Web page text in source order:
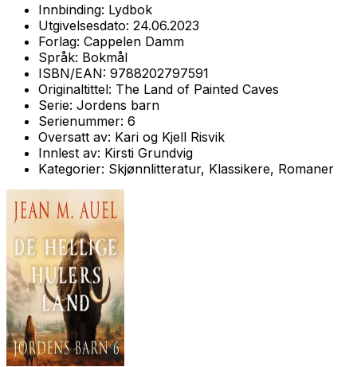
Innbinding: Lydbok
Utgivelsesdato: 24.06.2023
Forlag: Cappelen Damm
Språk: Bokmål
ISBN/EAN: 9788202797591
Originaltittel: The Land of Painted Caves
Serie: Jordens barn
Serienummer: 6
Oversatt av: Kari og Kjell Risvik
Innlest av: Kirsti Grundvig
Kategorier: Skjønnlitteratur, Klassikere, Romaner